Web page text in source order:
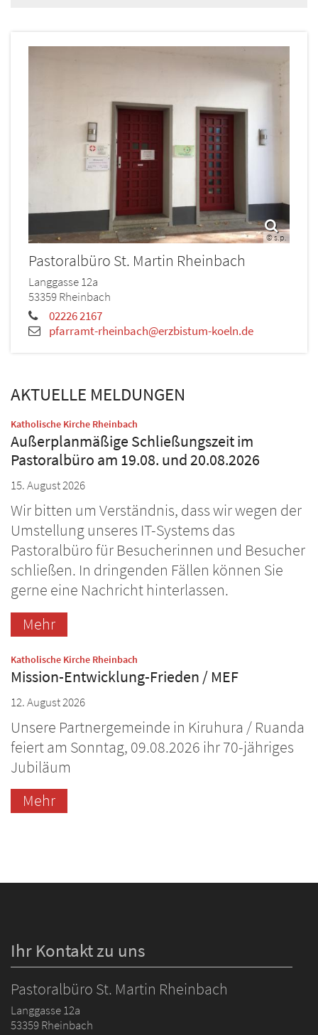
© s.p.
Pastoralbüro St. Martin Rheinbach
Langgasse 12a
53359Rheinbach
02226 2167
pfarramt-rheinbach@erzbistum-koeln.de
AKTUELLE MELDUNGEN
Katholische Kirche Rheinbach
Außerplanmäßige Schließungszeit im
Pastoralbüro am 19.08. und 20.08.2026
15. August 2026
Wir bitten um Verständnis, dass wir wegen der
Umstellung unseres IT-Systems das
Pastoralbüro für Besucherinnen und Besucher
schließen. In dringenden Fällen können Sie
gerne eine Nachricht hinterlassen.
Mehr
Katholische Kirche Rheinbach
Mission-Entwicklung-Frieden / MEF
12. August 2026
Unsere Partnergemeinde in Kiruhura / Ruanda
feiert am Sonntag, 09.08.2026 ihr 70-jähriges
Jubiläum
Mehr
Ihr Kontakt zu uns
Pastoralbüro St. Martin Rheinbach
Langgasse 12a
53359Rheinbach